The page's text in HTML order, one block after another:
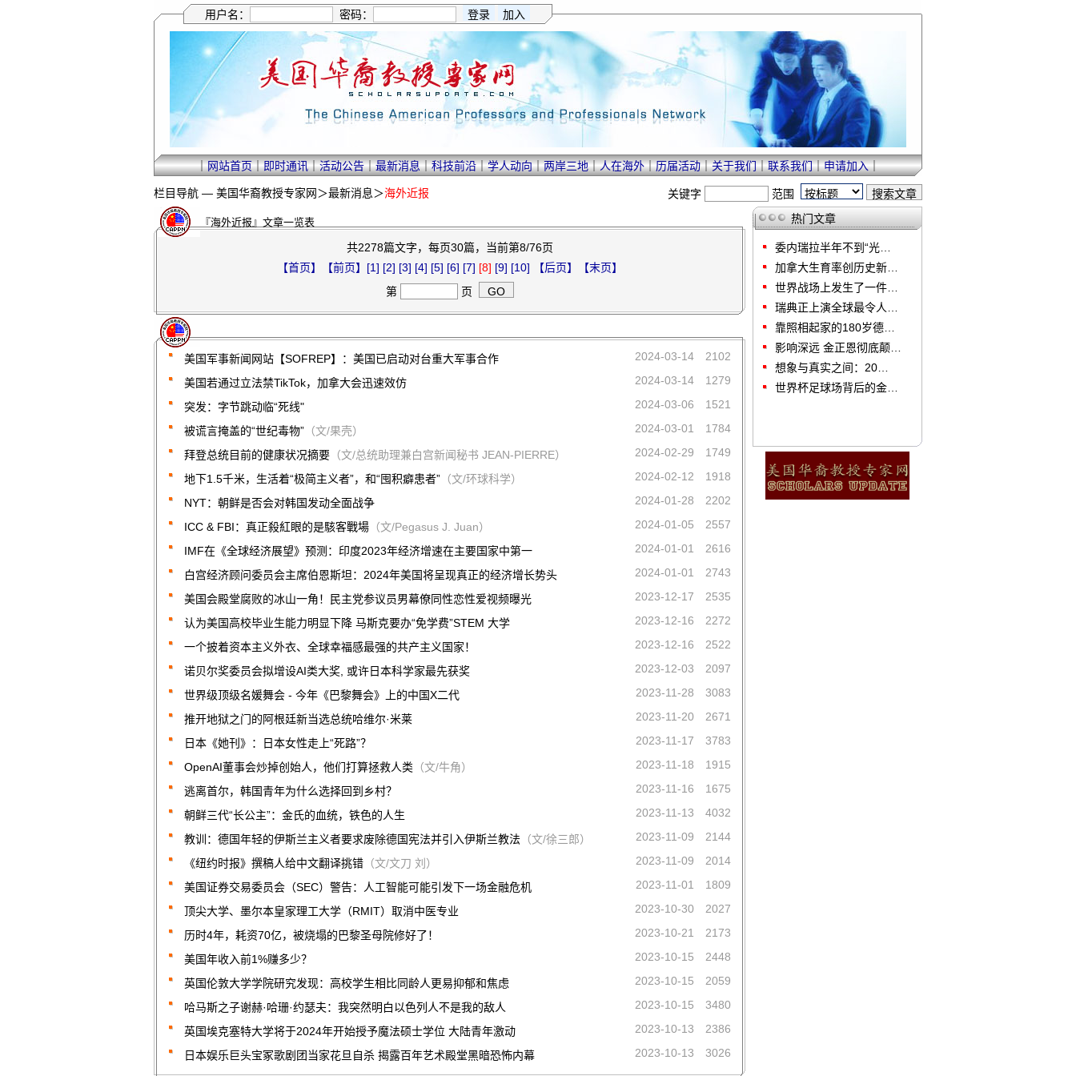
用户名： 密码：
｜网站首页｜即时通讯｜活动公告｜最新消息｜科技前沿｜学人动向｜两岸三地｜人在海外｜历届活动｜关于我们｜联系我们｜申请加入｜
栏目导航 — 美国华裔教授专家网＞最新消息＞海外近报 关键字 范围
『海外近报』文章一览表
共2278篇文字，每页30篇，当前第8/76页
【首页】
【前页】 [1] [2] [3] [4] [5] [6] [7] [8] [9] [10] 【后页】
【末页】
第
页
美国军事新闻网站【SOFREP】：美国已启动对台重大军事合作 2024-03-14 2102
美国若通过立法禁TikTok，加拿大会迅速效仿 2024-03-14 1279
突发：字节跳动临“死线" 2024-03-06 1521
被谎言掩盖的“世纪毒物” （文/果壳） 2024-03-01 1784
拜登总统目前的健康状况摘要 （文/总统助理兼白宫新闻秘书 JEAN-PIERRE） 2024-02-29 1749
地下1.5千米，生活着“极简主义者”，和“囤积癖患者” （文/环球科学） 2024-02-12 1918
NYT：朝鲜是否会对韩国发动全面战争 2024-01-28 2202
ICC & FBI：真正殺紅眼的是駭客戰場 （文/Pegasus J. Juan） 2024-01-05 2557
IMF在《全球经济展望》预测：印度2023年经济增速在主要国家中第一 2024-01-01 2616
白宫经济顾问委员会主席伯恩斯坦：2024年美国将呈现真正的经济增长势头 2024-01-01 2743
美国会殿堂腐败的冰山一角！民主党参议员男幕僚同性恋性爱视频曝光 2023-12-17 2535
认为美国高校毕业生能力明显下降 马斯克要办“免学费”STEM 大学 2023-12-16 2272
一个披着资本主义外衣、全球幸福感最强的共产主义国家！ 2023-12-16 2522
诺贝尔奖委员会拟增设AI类大奖, 或许日本科学家最先获奖 2023-12-03 2097
世界级顶级名媛舞会 - 今年《巴黎舞会》上的中国X二代 2023-11-28 3083
推开地狱之门的阿根廷新当选总统哈维尔·米莱 2023-11-20 2671
日本《她刊》：日本女性走上“死路”？ 2023-11-17 3783
OpenAI董事会炒掉创始人，他们打算拯救人类 （文/牛角） 2023-11-18 1915
逃离首尔，韩国青年为什么选择回到乡村？ 2023-11-16 1675
朝鲜三代“长公主”：金氏的血统，铁色的人生 2023-11-13 4032
教训：德国年轻的伊斯兰主义者要求废除德国宪法并引入伊斯兰教法 （文/徐三郎） 2023-11-09 2144
《纽约时报》撰稿人给中文翻译挑错 （文/文刀 刘） 2023-11-09 2014
美国证券交易委员会（SEC）警告：人工智能可能引发下一场金融危机 2023-11-01 1809
顶尖大学、墨尔本皇家理工大学（RMIT）取消中医专业 2023-10-30 2027
历时4年，耗资70亿，被烧塌的巴黎圣母院修好了！ 2023-10-21 2173
美国年收入前1%赚多少？ 2023-10-15 2448
英国伦敦大学学院研究发现：高校学生相比同龄人更易抑郁和焦虑 2023-10-15 2059
哈马斯之子谢赫·哈珊·约瑟夫：我突然明白以色列人不是我的敌人 2023-10-15 3480
英国埃克塞特大学将于2024年开始授予魔法硕士学位 大陆青年激动 2023-10-13 2386
日本娱乐巨头宝冢歌剧团当家花旦自杀 揭露百年艺术殿堂黑暗恐怖内幕 2023-10-13 3026
热门文章
委内瑞拉半年不到“光…
加拿大生育率创历史新…
世界战场上发生了一件…
瑞典正上演全球最令人…
靠照相起家的180岁德…
影响深远 金正恩彻底颠…
想象与真实之间：20…
世界杯足球场背后的金…